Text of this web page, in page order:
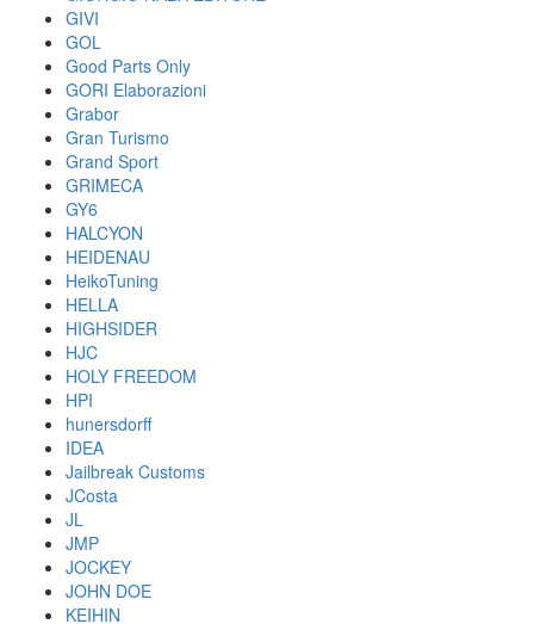
GIVI
GOL
Good Parts Only
GORI Elaborazioni
Grabor
Gran Turismo
Grand Sport
GRIMECA
GY6
HALCYON
HEIDENAU
HeikoTuning
HELLA
HIGHSIDER
HJC
HOLY FREEDOM
HPI
hunersdorff
IDEA
Jailbreak Customs
JCosta
JL
JMP
JOCKEY
JOHN DOE
KEIHIN